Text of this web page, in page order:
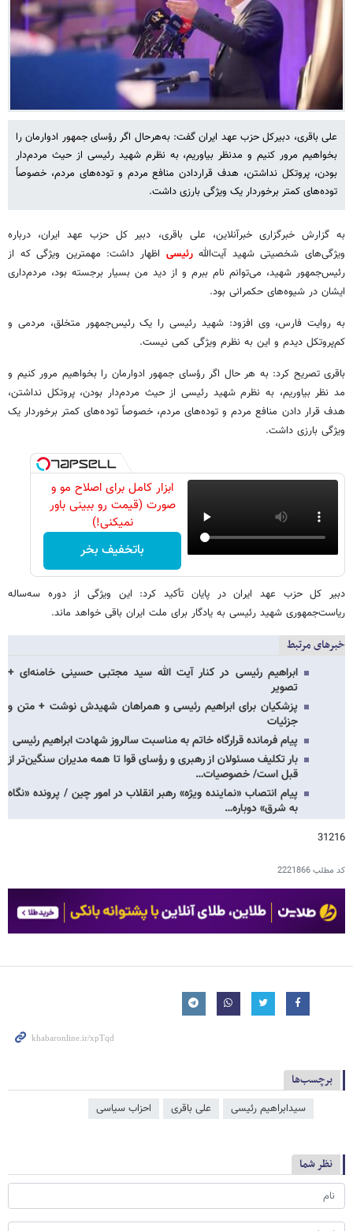
علی باقری، دبیرکل حزب عهد ایران گفت: به‌هرحال اگر رؤسای جمهور ادوارمان را
بخواهیم مرور کنیم و مدنظر بیاوریم، به نظرم شهید رئیسی از حیث مردم‌دار
بودن، پروتکل نداشتن، هدف قراردادن منافع مردم و توده‌های مردم، خصوصاً
توده‌های کمتر برخوردار یک ویژگی بارزی داشت.
به گزارش خبرگزاری خبرآنلاین، علی باقری، دبیر کل حزب عهد ایران، درباره
ویژگی‌های شخصیتی شهید آیت‌اللهرئیسی اظهار داشت: مهمترین ویژگی که از
رئیس‌جمهور شهید، می‌توانم نام ببرم و از دید من بسیار برجسته بود، مردم‌داری
ایشان در شیوه‌های حکمرانی بود.
به روایت فارس، وی افزود: شهید رئیسی را یک رئیس‌جمهور متخلق، مردمی و
کم‌پروتکل دیدم و این به نظرم ویژگی کمی نیست.
باقری تصریح کرد: به هر حال اگر رؤسای جمهور ادوارمان را بخواهیم مرور کنیم و
مد نظر بیاوریم، به نظرم شهید رئیسی از حیث مردم‌دار بودن، پروتکل نداشتن،
هدف قرار دادن منافع مردم و توده‌های مردم، خصوصاً توده‌های کمتر برخوردار یک
ویژگی بارزی داشت.
ابزار کامل برای اصلاح مو و
صورت (قیمت رو ببینی باور
نمیکنی!)
باتخفیف بخر
دبیر کل حزب عهد ایران در پایان تأکید کرد: این ویژگی از دوره سه‌ساله
ریاست‌جمهوری شهید رئیسی به یادگار برای ملت ایران باقی خواهد ماند.
خبرهای مرتبط
ابراهیم رئیسی در کنار آیت الله سید مجتبی حسینی خامنه‌ای +
تصویر
پزشکیان برای ابراهیم رئیسی و همراهان شهیدش نوشت + متن و
جزئیات
پیام فرمانده قرارگاه خاتم به مناسبت سالروز شهادت ابراهیم رئیسی
بار تکلیف مسئولان از رهبری و رؤسای قوا تا همه مدیران سنگین‌تر از
قبل است/ خصوصیات…
پیام انتصاب «نماینده ویژه» رهبر انقلاب در امور چین / پرونده «نگاه
به شرق» دوباره…
31216
کد مطلب2221866
برچسب‌ها
سیدابراهیم رئیسی علی باقری احزاب سیاسی
نظر شما